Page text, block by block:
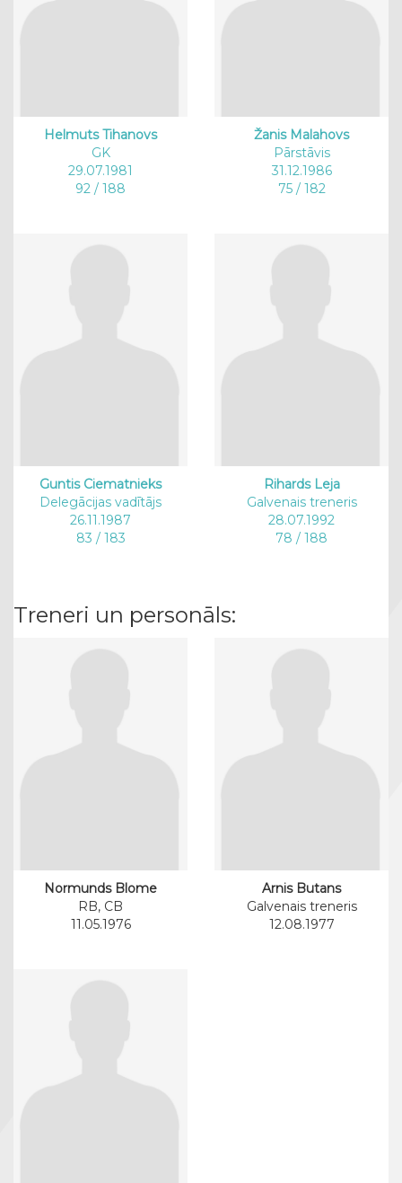
Helmuts Tihanovs
GK
29.07.1981
92 / 188
Žanis Malahovs
Pārstāvis
31.12.1986
75 / 182
Guntis Ciematnieks
Delegācijas vadītājs
26.11.1987
83 / 183
Rihards Leja
Galvenais treneris
28.07.1992
78 / 188
Treneri un personāls:
Normunds Blome
RB, CB
11.05.1976
Arnis Butans
Galvenais treneris
12.08.1977